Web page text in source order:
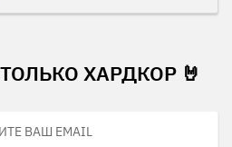
ХАРДКОР 🤘